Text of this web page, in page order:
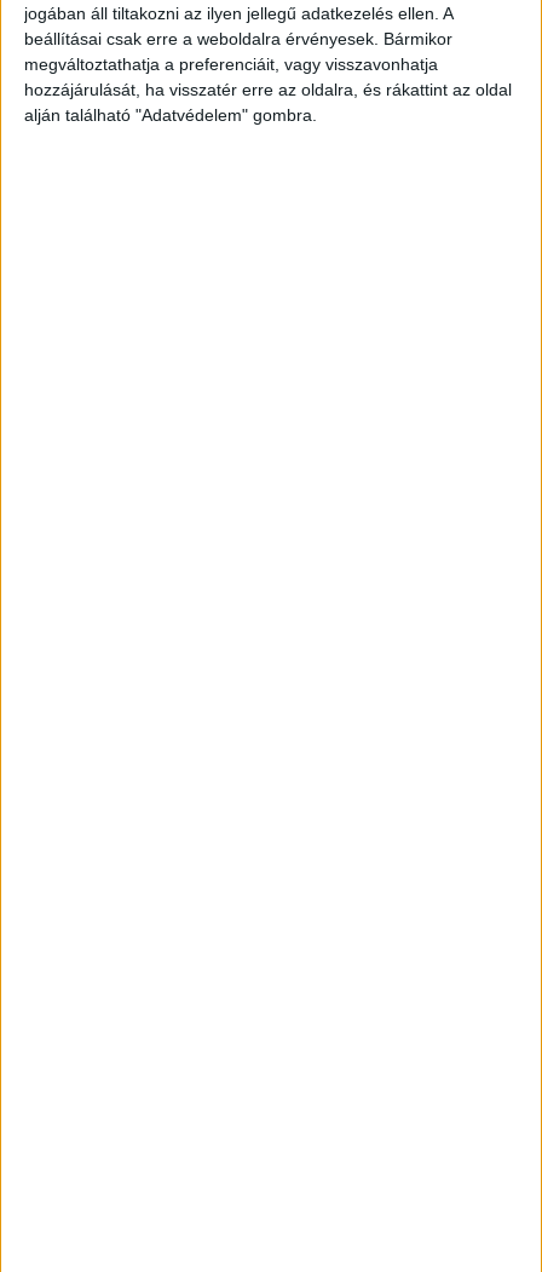
jogában áll tiltakozni az ilyen jellegű adatkezelés ellen. A
beállításai csak erre a weboldalra érvényesek. Bármikor
megváltoztathatja a preferenciáit, vagy visszavonhatja
hozzájárulását, ha visszatér erre az oldalra, és rákattint az oldal
alján található "Adatvédelem" gombra.
– Mivel törzsvásárló vagyok… az a marha virágos
ajándékba hozzátett még tizenkét szálat.